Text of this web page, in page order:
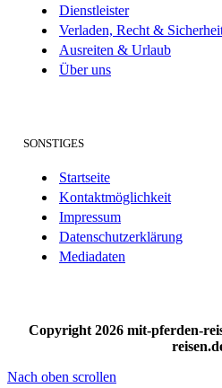
Dienstleister
Verladen, Recht &
Ausreiten & Urlaub
Über uns
SONSTIGES
Startseite
Kontaktmöglichkeit
Impressum
Datenschutzerklärung
Mediadaten
Copyright 2026 mit-pferden-
Nach oben scrollen